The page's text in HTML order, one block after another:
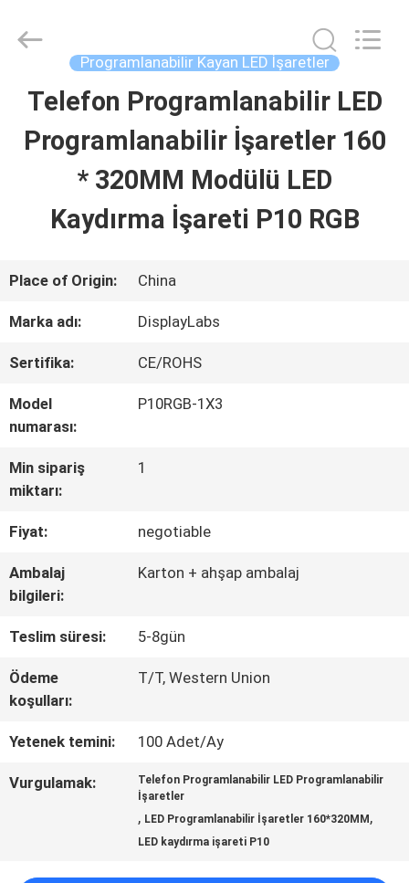
EV
ÜRÜN:%
VR
GÖSTERISI
TURU
KONTROL
ILETIŞIME
GEÇIN
Labs
Programlanabilir Kayan LED İşaretler
Telefon Programlanabilir LED
Programlanabilir İşaretler 160
* 320MM Modülü LED
Kaydırma İşareti P10 RGB
Place of Origin: China
Marka adı: DisplayLabs
Sertifika: CE/ROHS
Model
numarası:
P10RGB-1X3
Min sipariş
miktarı:
1
Fiyat: negotiable
Ambalaj
bilgileri:
Karton + ahşap ambalaj
Teslim süresi: 5-8gün
Ödeme
koşulları:
T/T, Western Union
Yetenek temini: 100 Adet/Ay
Vurgulamak:
Telefon Programlanabilir LED Programlanabilir
İşaretler
, LED Programlanabilir İşaretler 160*320MM ,
LED kaydırma işareti P10